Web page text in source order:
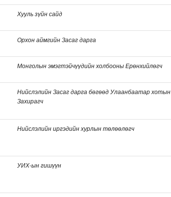
Хууль зүйн сайд
Орхон аймгийн Засаг дарга
Монголын эмэгтэйчүүдийн холбооны Ерөнхийлөгч
Нийслэлийн Засаг дарга бөгөөд Улаанбаатар хотын
Захирагч
Нийслэлийн иргэдийн хурлын төлөөлөгч
УИХ-ын гишүүн